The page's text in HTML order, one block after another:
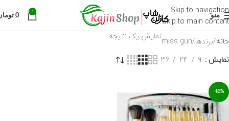
Skip to navigation
Skip to main content
منو
0
0
خانه برندها miss gun
نمایش یک نتیجه
نمایش 9
24
36
-15%